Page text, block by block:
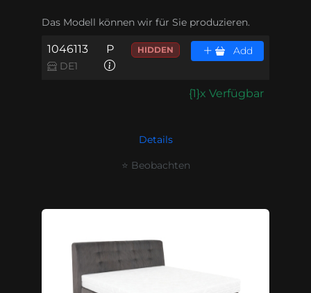
Das Modell können wir für Sie produzieren.
1046113
DE1
P HIDDEN Add
{1}x Verfügbar
Details
⭐ Beobachten